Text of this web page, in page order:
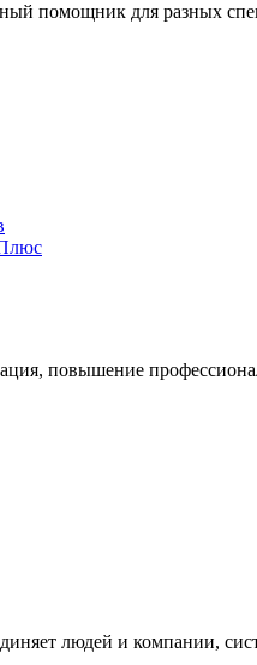
помощник для разных
повышение
людей и компании,